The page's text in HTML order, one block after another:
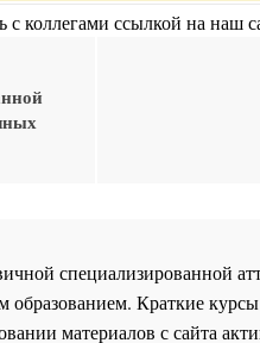
с коллегами ссылкой на наш
специализированной
Краткие
материалов с сайта